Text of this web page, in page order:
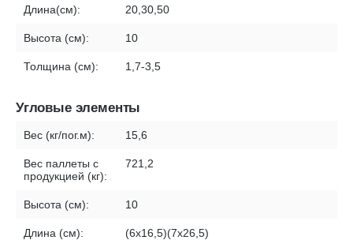
Длина(см): 20,30,50
Высота (см): 10
Толщина (см): 1,7-3,5
Угловые элементы
Вес (кг/пог.м): 15,6
Вес паллеты с
продукцией (кг):
721,2
Высота (см): 10
Длина (см): (6х16,5)(7х26,5)